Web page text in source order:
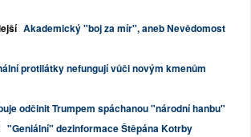
Akademický "boj za mír", aneb Nevědomost
protilátky nefungují vůči novým kmenům
odčinit Trumpem spáchanou "národní hanbu"
"Geniální" dezinformace Štěpána Kotrby